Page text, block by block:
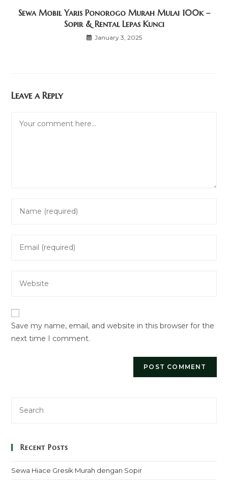
Sewa Mobil Yaris Ponorogo Murah Mulai 100k –
Sopir & Rental Lepas Kunci
January 3, 2025
Leave a Reply
your
comment
your
address
your
URL
(optional)
Save my name, email, and website in this browser for the
next time I comment.
Recent Posts
Sewa Hiace Gresik Murah dengan Sopir